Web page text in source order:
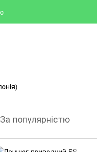
За популярністю